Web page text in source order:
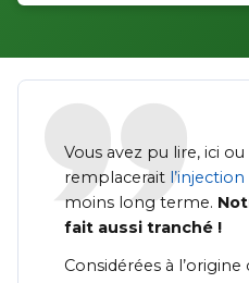
Vous avez pu lire, ici ou
remplacerait
moins long terme.
fait aussi tranché !
Considérées à